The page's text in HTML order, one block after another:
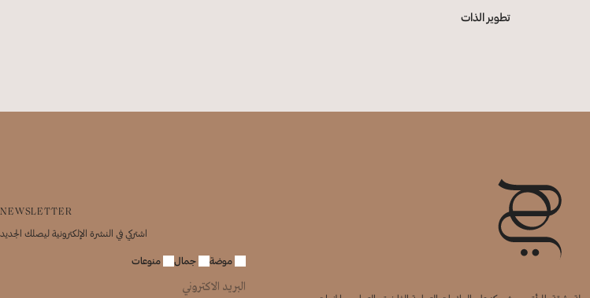
تطوير الذات
NEWSLETTER
اشتركي في النشرة الإلكترونية ليصلك الجديد
موضة جمال منوعات